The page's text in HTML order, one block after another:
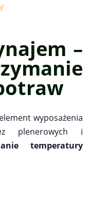
–
wyposażenia
plenerowych i
temperatury